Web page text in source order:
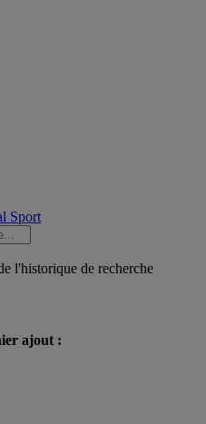
l'historique de recherche
ajout :